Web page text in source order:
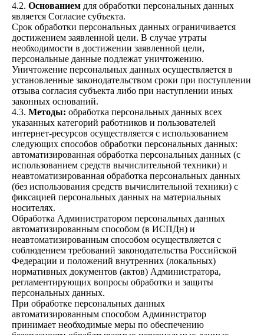
4.2. Основанием для обработки персональных данных
является Согласие субъекта.
Срок обработки персональных данных ограничивается
достижением заявленной цели. В случае утраты
необходимости в достижении заявленной цели,
персональные данные подлежат уничтожению.
Уничтожение персональных данных осуществляется в
установленные законодательством сроки при поступлении
отзыва согласия субъекта либо при наступлении иных
законных оснований.
4.3. Методы: обработка персональных данных всех
указанных категорий работников и пользователей
интернет-ресурсов осуществляется с использованием
следующих способов обработки персональных данных:
автоматизированная обработка персональных данных (с
использованием средств вычислительной техники) и
неавтоматизированная обработка персональных данных
(без использования средств вычислительной техники) с
фиксацией персональных данных на материальных
носителях.
Обработка Администратором персональных данных
автоматизированным способом (в ИСПДн) и
неавтоматизированным способом осуществляется с
соблюдением требований законодательства Российской
Федерации и положений внутренних (локальных)
нормативных документов (актов) Администратора,
регламентирующих вопросы обработки и защиты
персональных данных.
При обработке персональных данных
автоматизированным способом Администратор
принимает необходимые меры по обеспечению